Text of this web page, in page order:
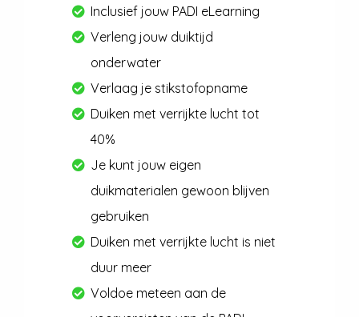
Inclusief jouw PADI eLearning
Verleng jouw duiktijd
onderwater
Verlaag je stikstofopname
Duiken met verrijkte lucht tot
40%
Je kunt jouw eigen
duikmaterialen gewoon blijven
gebruiken
Duiken met verrijkte lucht is niet
duur meer
Voldoe meteen aan de